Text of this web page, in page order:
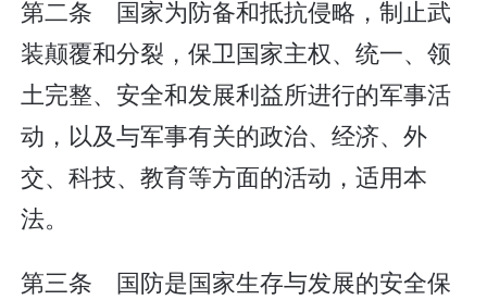
第二条 国家为防备和抵抗侵略，制止武
装颠覆和分裂，保卫国家主权、统一、领
土完整、安全和发展利益所进行的军事活
动，以及与军事有关的政治、经济、外
交、科技、教育等方面的活动，适用本
法。
第三条 国防是国家生存与发展的安全保